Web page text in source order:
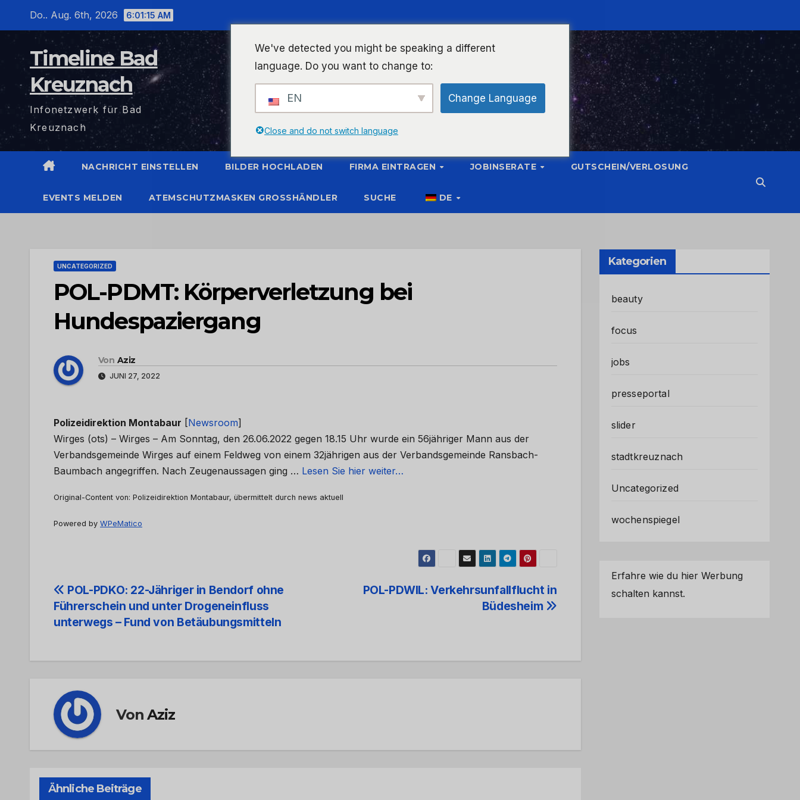
Do.. Aug. 6th, 2026 6:01:15 AM
Timeline Bad
Kreuznach
Infonetzwerk für Bad
Kreuznach
NACHRICHT EINSTELLEN BILDER HOCHLADEN FIRMA EINTRAGEN JOBINSERATE GUTSCHEIN/VERLOSUNG
EVENTS MELDEN ATEMSCHUTZMASKEN GROSSHÄNDLER SUCHE DE
UNCATEGORIZED
POL-PDMT: Körperverletzung bei
Hundespaziergang
Von Aziz
JUNI 27, 2022
Polizeidirektion Montabaur [Newsroom]
Wirges (ots) – Wirges – Am Sonntag, den 26.06.2022 gegen 18.15 Uhr wurde ein 56jähriger Mann aus der
Verbandsgemeinde Wirges auf einem Feldweg von einem 32jährigen aus der Verbandsgemeinde Ransbach-
Baumbach angegriffen. Nach Zeugenaussagen ging … Lesen Sie hier weiter…
Original-Content von: Polizeidirektion Montabaur, übermittelt durch news aktuell
Powered by WPeMatico
Beitrags-
Navigation
POL-PDWIL: Verkehrsunfallflucht in
Büdesheim
POL-PDKO: 22-Jähriger in Bendorf ohne
Führerschein und unter Drogeneinfluss
unterwegs – Fund von Betäubungsmitteln
VonAziz
Ähnliche Beiträge
Kategorien
beauty
focus
jobs
presseportal
slider
stadtkreuznach
Uncategorized
wochenspiegel
Erfahre wie du hier Werbung
schalten kannst.
We've detected you might be speaking a different
language. Do you want to change to:
EN Change Language
Close and do not switch language